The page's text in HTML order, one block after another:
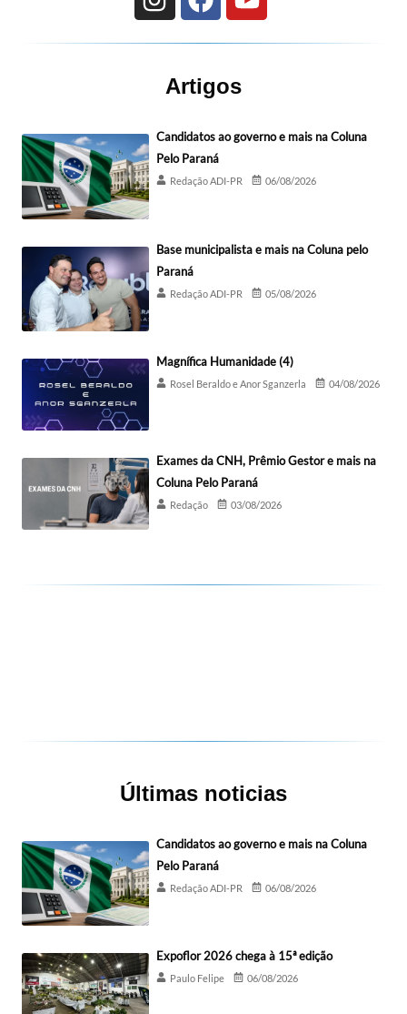
Artigos
Candidatos ao governo e mais na Coluna
Pelo Paraná
Redação ADI-PR 06/08/2026
Base municipalista e mais na Coluna pelo
Paraná
Redação ADI-PR 05/08/2026
Magnífica Humanidade (4)
Rosel Beraldo e Anor Sganzerla 04/08/2026
Exames da CNH, Prêmio Gestor e mais na
Coluna Pelo Paraná
Redação 03/08/2026
Últimas noticias
Candidatos ao governo e mais na Coluna
Pelo Paraná
Redação ADI-PR 06/08/2026
Expoflor 2026 chega à 15ª edição
Paulo Felipe 06/08/2026